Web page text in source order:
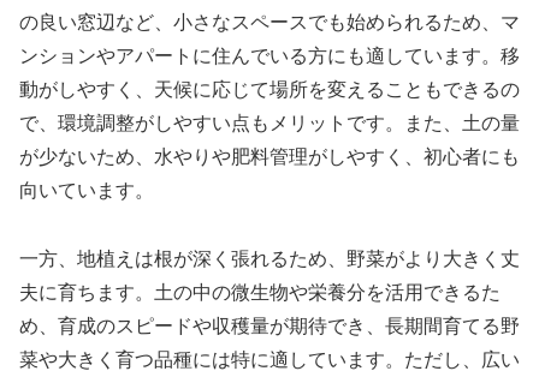
の良い窓辺など、小さなスペースでも始められるため、マ
ンションやアパートに住んでいる方にも適しています。移
動がしやすく、天候に応じて場所を変えることもできるの
で、環境調整がしやすい点もメリットです。また、土の量
が少ないため、水やりや肥料管理がしやすく、初心者にも
向いています。
一方、地植えは根が深く張れるため、野菜がより大きく丈
夫に育ちます。土の中の微生物や栄養分を活用できるた
め、育成のスピードや収穫量が期待でき、長期間育てる野
菜や大きく育つ品種には特に適しています。ただし、広い